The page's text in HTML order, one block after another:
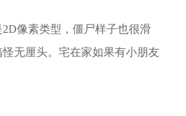
像素类型，僵尸样子也很滑
无厘头。宅在家如果有小朋友